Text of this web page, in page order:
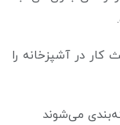
در آشپزخانه را
می‌شوند